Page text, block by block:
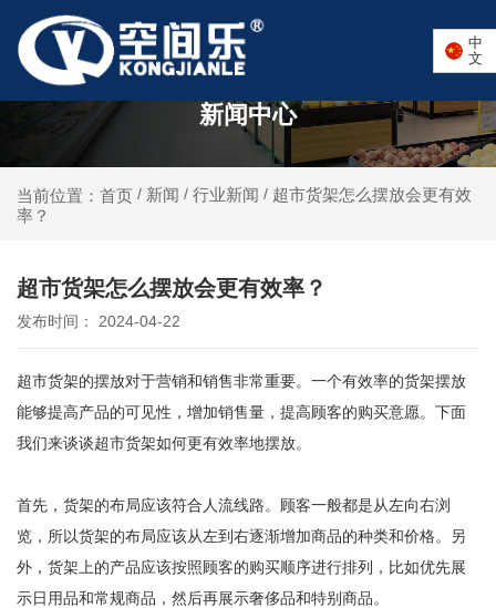
中
文
新闻中心
当前位置：首页 / 新闻 / 行业新闻 / 超市货架怎么摆放会更有效
率？
超市货架怎么摆放会更有效率？
发布时间： 2024-04-22
超市货架的摆放对于营销和销售非常重要。一个有效率的货架摆放
能够提高产品的可见性，增加销售量，提高顾客的购买意愿。下面
我们来谈谈超市货架如何更有效率地摆放。
首先，货架的布局应该符合人流线路。顾客一般都是从左向右浏
览，所以货架的布局应该从左到右逐渐增加商品的种类和价格。另
外，货架上的产品应该按照顾客的购买顺序进行排列，比如优先展
示日用品和常规商品，然后再展示奢侈品和特别商品。